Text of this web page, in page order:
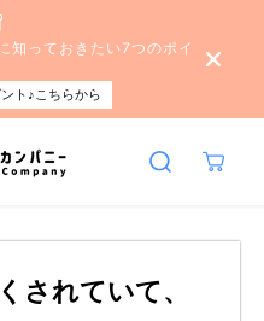
知っておきたい7つのポイ
ト♪こちらから
されていて、